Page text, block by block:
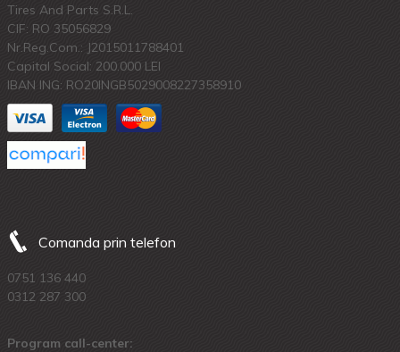
Tires And Parts S.R.L.
CIF: RO 35056829
Nr.Reg.Com.: J2015011788401
Capital Social: 200.000 LEI
IBAN ING: RO20INGB5029008227358910
Comanda prin telefon
0751 136 440
0312 287 300
Program call-center: